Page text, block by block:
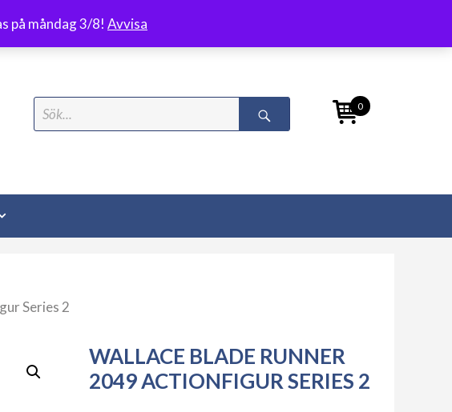
på måndag 3/8! Avvisa
Search
for:
0
Series 2
WALLACE BLADE RUNNER
2049 ACTIONFIGUR SERIES 2